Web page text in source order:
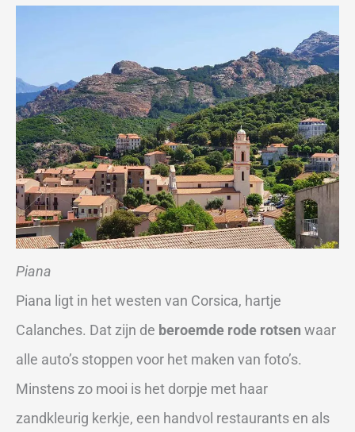
Piana
Piana ligt in het westen van Corsica, hartje
Calanches. Dat zijn de beroemde rode rotsen waar
alle auto’s stoppen voor het maken van foto’s.
Minstens zo mooi is het dorpje met haar
zandkleurig kerkje, een handvol restaurants en als